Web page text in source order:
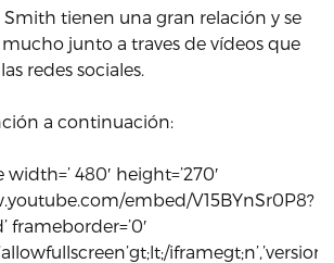
Smith tienen una gran relación y se
junto a traves de vídeos que
redes sociales.
a continuación:
width=’ 480′ height=’270′
embed/V15BYnSr0P8?
frameborder=’0′